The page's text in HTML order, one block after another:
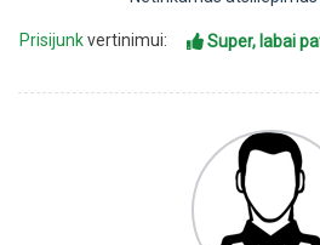
Prisijunkvertinimui: Super, labai